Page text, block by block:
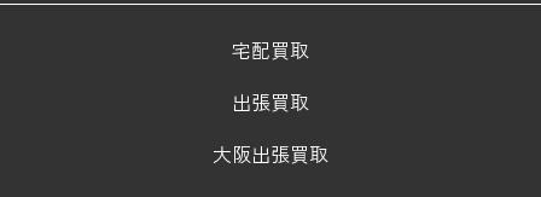
宅配買取
出張買取
大阪出張買取